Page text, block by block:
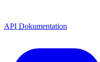
API Dokumentation